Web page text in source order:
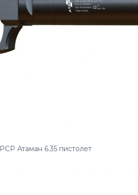
PCP Атаман 6.35 пистолет